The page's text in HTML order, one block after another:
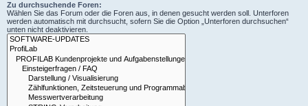
Zu durchsuchende Foren:
Wählen Sie das Forum oder die Foren aus, in denen gesucht werden soll. Unterforen
werden automatisch mit durchsucht, sofern Sie die Option „Unterforen durchsuchen“
unten nicht deaktivieren.